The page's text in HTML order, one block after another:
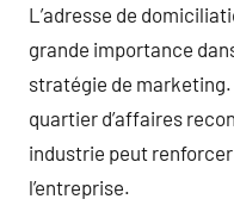
L’adresse de
grande importance
stratégie de marketing.
quartier d’affaires
industrie peut
l’entreprise.